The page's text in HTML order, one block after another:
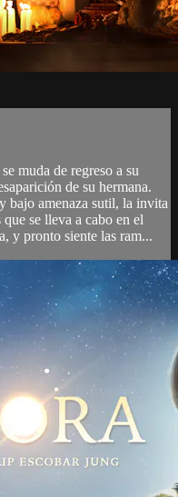
muda de regreso a su
de su hermana.
bajo amenaza sutil, la invita
se lleva a cabo en el
y pronto siente las ram...